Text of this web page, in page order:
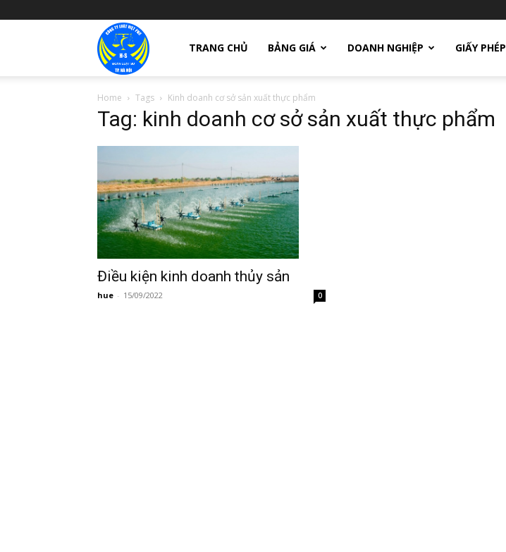
giay
phep
lap
cong
TRANG CHỦ BẢNG GIÁ DOANH NGHIỆP GIẤY PHÉP
Home Tags Kinh doanh cơ sở sản xuất thực phẩm
Tag: kinh doanh cơ sở sản xuất thực phẩm
Điều kiện kinh doanh thủy sản
hue - 15/09/2022 0